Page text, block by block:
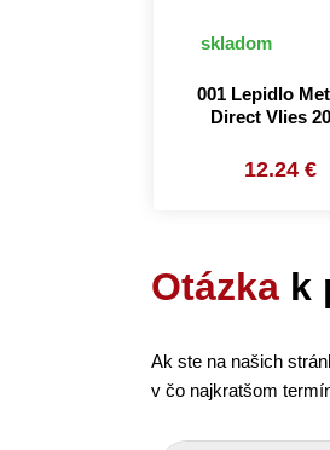
skladom
001 Lepidlo
Direct Vlies
12.24 €
Otázka k
Ak ste na našich
v čo najkratšom